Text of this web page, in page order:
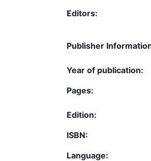
Editors:
Publisher
Year of publication:
Pages:
Edition:
ISBN:
Language: